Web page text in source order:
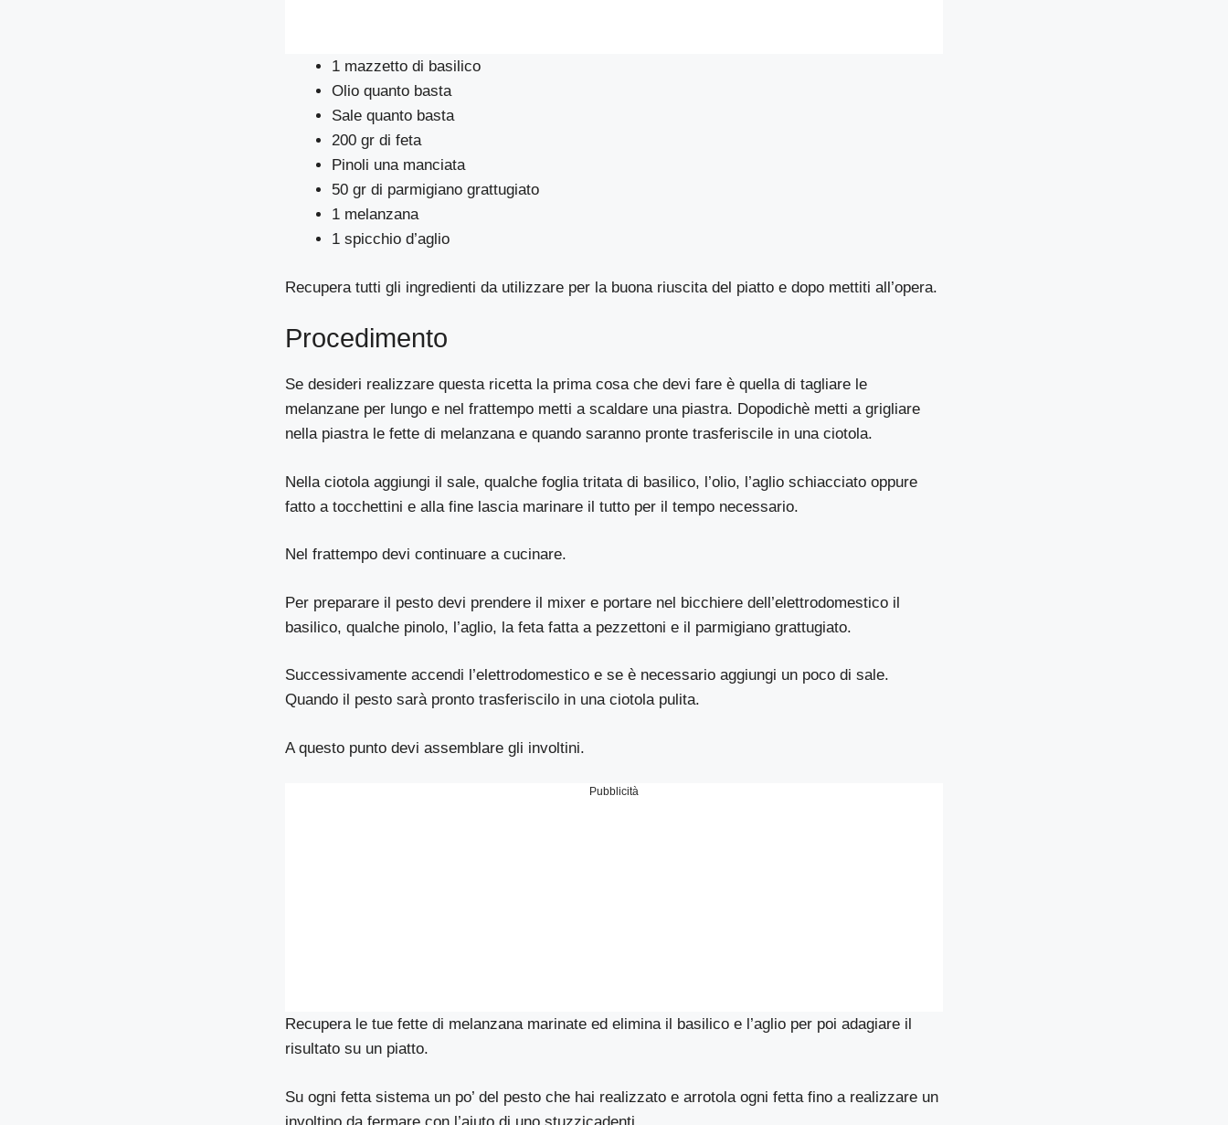
1 mazzetto di basilico
Olio quanto basta
Sale quanto basta
200 gr di feta
Pinoli una manciata
50 gr di parmigiano grattugiato
1 melanzana
1 spicchio d’aglio
Recupera tutti gli ingredienti da utilizzare per la buona riuscita del piatto e dopo mettiti all’opera.
Procedimento
Se desideri realizzare questa ricetta la prima cosa che devi fare è quella di tagliare le
melanzane per lungo e nel frattempo metti a scaldare una piastra. Dopodichè metti a grigliare
nella piastra le fette di melanzana e quando saranno pronte trasferiscile in una ciotola.
Nella ciotola aggiungi il sale, qualche foglia tritata di basilico, l’olio, l’aglio schiacciato oppure
fatto a tocchettini e alla fine lascia marinare il tutto per il tempo necessario.
Nel frattempo devi continuare a cucinare.
Per preparare il pesto devi prendere il mixer e portare nel bicchiere dell’elettrodomestico il
basilico, qualche pinolo, l’aglio, la feta fatta a pezzettoni e il parmigiano grattugiato.
Successivamente accendi l’elettrodomestico e se è necessario aggiungi un poco di sale.
Quando il pesto sarà pronto trasferiscilo in una ciotola pulita.
A questo punto devi assemblare gli involtini.
Pubblicità
Recupera le tue fette di melanzana marinate ed elimina il basilico e l’aglio per poi adagiare il
risultato su un piatto.
Su ogni fetta sistema un po’ del pesto che hai realizzato e arrotola ogni fetta fino a realizzare un
involtino da fermare con l’aiuto di uno stuzzicadenti.